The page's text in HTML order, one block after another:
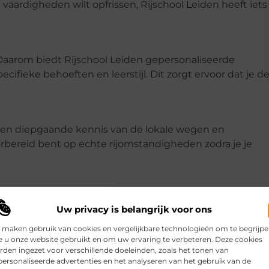
Uw privacy is belangrijk voor ons
maken gebruik van cookies en vergelijkbare technologieën om te
u onze website gebruikt en om uw ervaring te verbeteren. Deze cookies
ingezet voor verschillende doeleinden, zoals het tonen van
advertenties en het analyseren van het gebruik van de
wilt opfrissen, Rijschool Leiden heeft iets
biedt Rijschool Leiden gepersonaliseerde
behoeften en leerstijl. Dit zorgt ervoor dat je de
diepgaande kennis van de lokale wegen en
bent op echte rijomstandigheden zodra je je
verantwoord rijden. Ze streven ernaar om goede
te integreren, maakt Rijschool Leiden het